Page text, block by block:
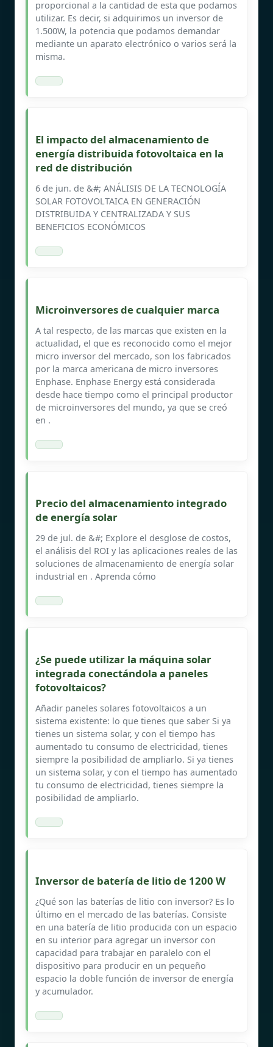
proporcional a la cantidad de esta que podamos
utilizar. Es decir, si adquirimos un inversor de
1.500W, la potencia que podamos demandar
mediante un aparato electrónico o varios será la
misma.
El impacto del almacenamiento de
energía distribuida fotovoltaica en la
red de distribución
6 de jun. de &#; ANÁLISIS DE LA TECNOLOGÍA
SOLAR FOTOVOLTAICA EN GENERACIÓN
DISTRIBUIDA Y CENTRALIZADA Y SUS
BENEFICIOS ECONÓMICOS
Microinversores de cualquier marca
A tal respecto, de las marcas que existen en la
actualidad, el que es reconocido como el mejor
micro inversor del mercado, son los fabricados
por la marca americana de micro inversores
Enphase. Enphase Energy está considerada
desde hace tiempo como el principal productor
de microinversores del mundo, ya que se creó
en .
Precio del almacenamiento integrado
de energía solar
29 de jul. de &#; Explore el desglose de costos,
el análisis del ROI y las aplicaciones reales de las
soluciones de almacenamiento de energía solar
industrial en . Aprenda cómo
¿Se puede utilizar la máquina solar
integrada conectándola a paneles
fotovoltaicos?
Añadir paneles solares fotovoltaicos a un
sistema existente: lo que tienes que saber Si ya
tienes un sistema solar, y con el tiempo has
aumentado tu consumo de electricidad, tienes
siempre la posibilidad de ampliarlo. Si ya tienes
un sistema solar, y con el tiempo has aumentado
tu consumo de electricidad, tienes siempre la
posibilidad de ampliarlo.
Inversor de batería de litio de 1200 W
¿Qué son las baterías de litio con inversor? Es lo
último en el mercado de las baterías. Consiste
en una batería de litio producida con un espacio
en su interior para agregar un inversor con
capacidad para trabajar en paralelo con el
dispositivo para producir en un pequeño
espacio la doble función de inversor de energía
y acumulador.